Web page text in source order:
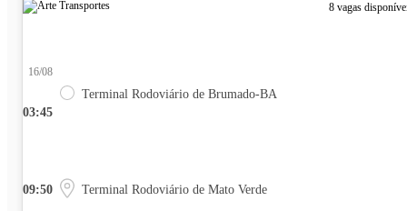
8 vagas
03:45
16/08
Terminal Rodoviário de Brumado-BA
09:50 Terminal Rodoviário de Mato Verde